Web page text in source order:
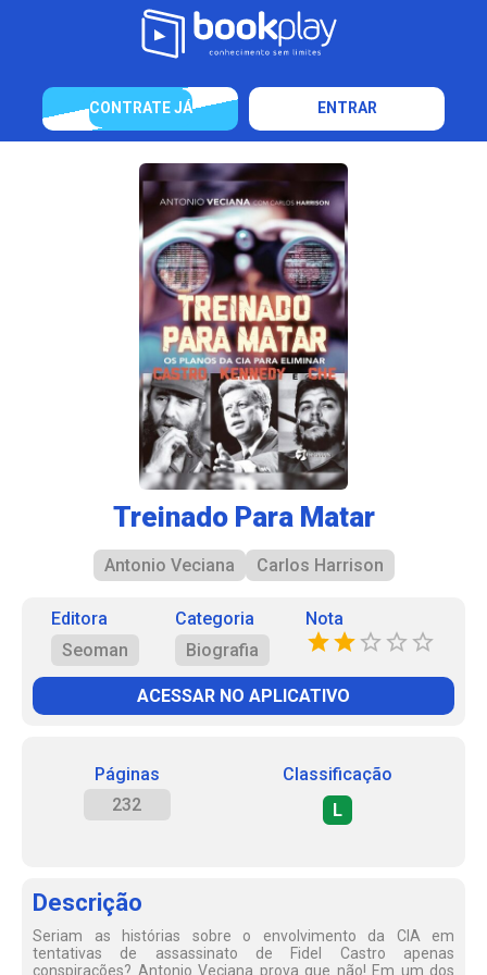
CONTRATE JÁ ENTRAR
Treinado Para Matar
Antonio Veciana Carlos Harrison
Editora
Seoman
Categoria
Biografia
Nota
ACESSAR NO APLICATIVO
Páginas
232
Classificação
L
Descrição
Seriam as histórias sobre o envolvimento da CIA em
tentativas de assassinato de Fidel Castro apenas
conspirações? Antonio Veciana prova que não! Em um dos